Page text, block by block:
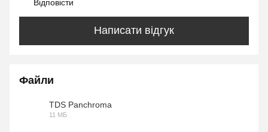
Відповісти
Написати відгук
Файли
TDS Panchroma
11 МБ